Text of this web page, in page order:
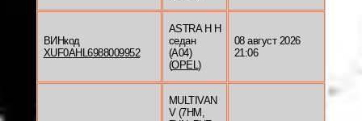
ВИНкод
XUF0AHL6988009952
ASTRA H H
седан
(A04)
(OPEL)
08 август 2026
21:06
MULTIVAN
V (7HM,